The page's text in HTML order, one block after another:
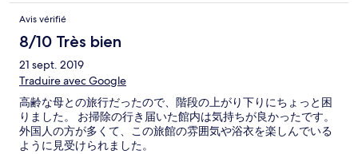
たら清掃します。との説明でしたが、誰も声かけせずに次々使
用されてて、朝にゆっくり入りなおしたかったけど、それも諦
めました。予約時に予定聞いて、予め順番を決めるなど、もう
少し工夫とキチンとした説明がないと、お風呂楽しみにしてた
のに、ガッカリすぎます。フロントの対応は素晴らしいけど、
イベントから戻ったらスリッパも用意してなくて、声かけてや
っと出してもらう始末。夜の人は愛想もなく、不親切で、残念
でした。
Avis vérifié
8/10 Très bien
21 sept. 2019
Traduire avec Google
高齢な母との旅行だったので、階段の上がり下りにちょっと困
りました。 お掃除の行き届いた館内は気持ちが良かったです。
外国人の方が多くて、この旅館の雰囲気や浴衣を楽しんでいる
ように見受けられました。